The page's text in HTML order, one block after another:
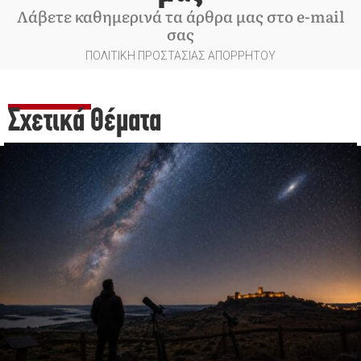
Λάβετε καθημερινά τα άρθρα μας στο e-mail
σας
ΠΟΛΙΤΙΚΗ ΠΡΟΣΤΑΣΙΑΣ ΑΠΟΡΡΗΤΟΥ
Σχετικά Θέματα